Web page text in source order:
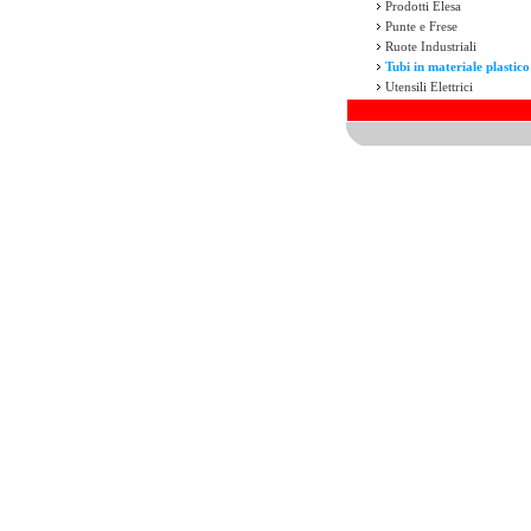
Prodotti Elesa
Punte e Frese
Ruote Industriali
Tubi in materiale plastico
Utensili Elettrici